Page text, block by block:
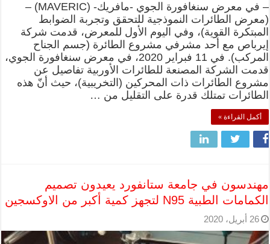
– في معرض سنغافورة الجوي -مافريك- (MAVERIC) –
(معرض الطائرات النموذجية للتحقق وتجربة الضوابط
المبتكرة القوية)، وفي اليوم الأول للمعرض، قدمت شركة
إيرباص مع أحد مشرفي مشروع الطائرة (جسم الجناح
المركب). في 11 فبراير 2020، في معرض سنغافورة الجوي،
قدمت الشركة المصنعة للطائرات الأوربية تفاصيل عن
مشروع الطائرات ذات المحركين (التخريبية)، حيث أنّ هذه
الطائرات تمتلك قدرة على التقليل من …
أكمل القراءة »
مهندسون في جامعة ستانفورد يعيدون تصميم
الكمامات الطبية N95 لتجهز كمية أكبر من الاوكسجين
26 أبريل، 2020